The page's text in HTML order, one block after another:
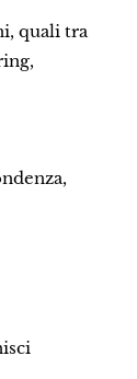
quali tra